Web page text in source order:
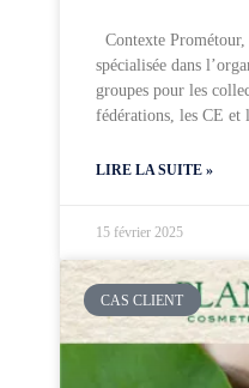
Contexte Prométour,
spécialisée dans
groupes pour les
fédérations, les CE et
LIRE LA SUITE »
15 février 2025
CAS CLIENT